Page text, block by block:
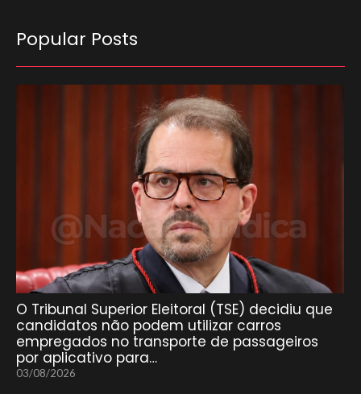
Popular Posts
O Tribunal Superior Eleitoral (TSE) decidiu que
candidatos não podem utilizar carros
empregados no transporte de passageiros
por aplicativo para…
03/08/2026